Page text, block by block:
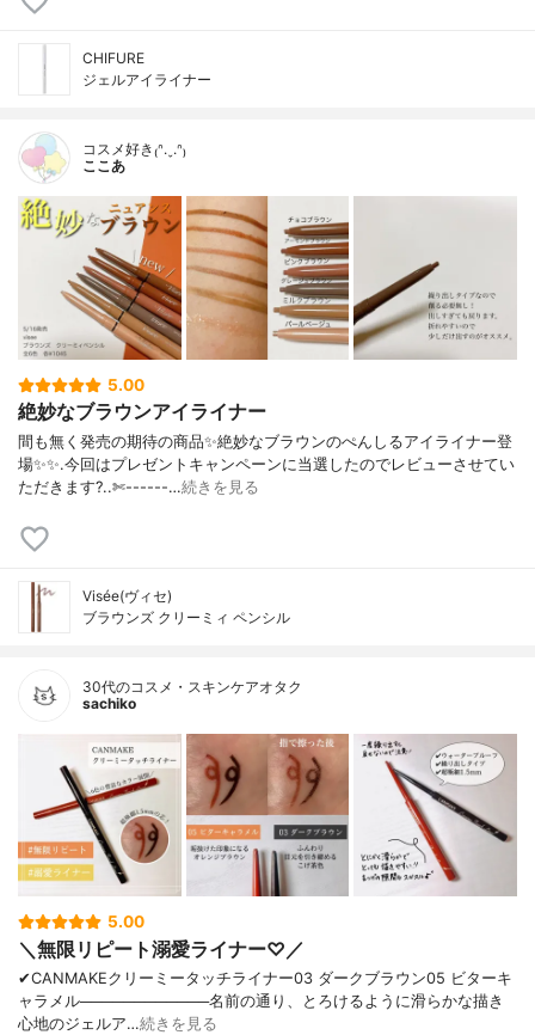
CHIFURE
ジェルアイライナー
コスメ好き₍ᐢ.ˬ.ᐢ₎
ここあ
5.00
絶妙なブラウンアイライナー
間も無く発売の期待の商品✨絶妙なブラウンのぺんしるアイライナー登
場✨✨.今回はプレゼントキャンペーンに当選したのでレビューさせてい
ただきます?..✄------…続きを見る
Visée(ヴィセ)
ブラウンズ クリーミィ ペンシル
30代のコスメ・スキンケアオタク
sachiko
5.00
＼無限リピート溺愛ライナー♡／
✔︎CANMAKEクリーミータッチライナー03 ダークブラウン05 ビターキ
ャラメル────────────名前の通り、とろけるように滑らかな描き
心地のジェルア…続きを見る